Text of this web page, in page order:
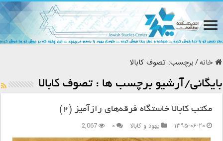
خانه/برچسب:تصوف کابالا
بایگانی/آرشیو برچسب ها :تصوف کابالا
مکتب کابالا خاستگاه فرقه‌های رازآمیز (۲)
۱۳۹۵-۰۶-۲۰
یهود و کابالا ۰ 2,067